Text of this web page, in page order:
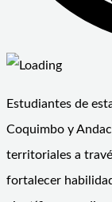
Estudiantes de
Coquimbo y
territoriales a
fortalecer